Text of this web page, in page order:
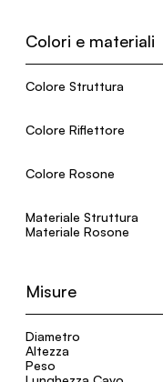
Colori e materiali
Colore Struttura
Colore Riflettore
Colore Rosone
Materiale Struttura
Materiale Rosone
Misure
Diametro
Altezza
Peso